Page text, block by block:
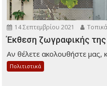
14 Σεπτεμβρίου 2021
Έκθεση ζωγραφικής
Αν θέλετε ακολουθήστε μας,
Πολιτιστικά